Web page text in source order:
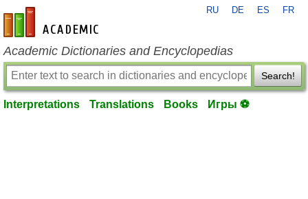
en-academic.com
RU DE ES FR
Academic Dictionaries and Encyclopedias
Search!
Interpretations Translations Books Игры ⚽